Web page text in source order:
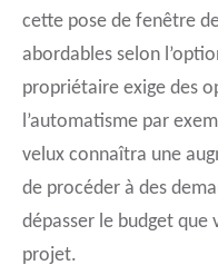
cette pose de fenêtre
abordables selon
propriétaire exige des
l’automatisme par
velux connaîtra une
de procéder à des
dépasser le budget
projet.